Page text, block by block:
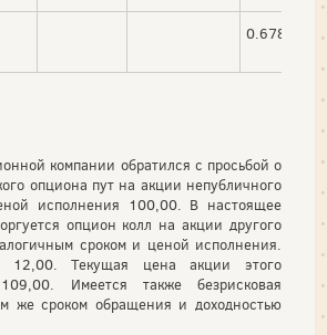
0.6782
компании обратился с просьбой о
опциона пут на акции непубличного
исполнения 100,00. В настоящее
опцион колл на акции другого
сроком и ценой исполнения.
12,00. Текущая цена акции этого
Имеется также безрисковая
же сроком обращения и доходностью